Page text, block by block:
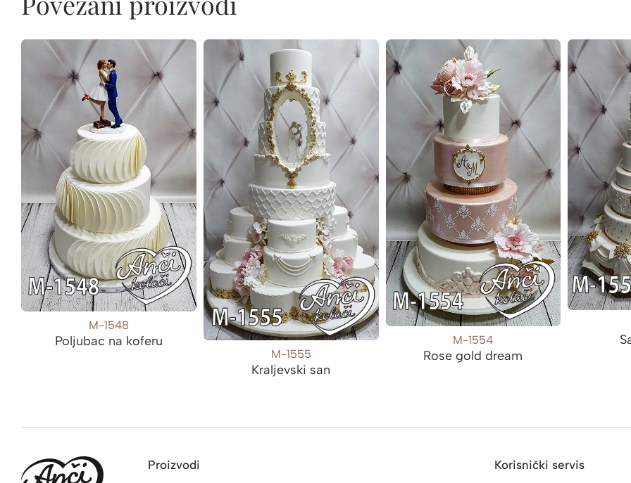
M-1548
Poljubac na koferu
M-1555
Kraljevski san
M-1554
Rose gold dream
Proizvodi Korisnički servis